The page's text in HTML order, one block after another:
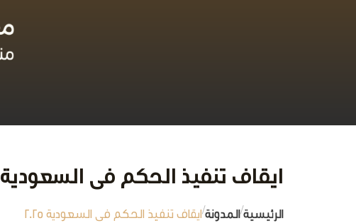
ايقاف تنفيذ الحكم فى السعودية 2025
الرئيسية/المدونة/ايقاف تنفيذ الحكم فى السعودية 2025